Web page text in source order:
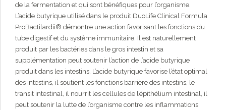
de la fermentation et qui sont bénéfiques pour l’organisme.
L’acide butyrique utilisé dans le produit DuoLife Clinical Formula
ProBactilardii® démontre une action favorisant les fonctions du
tube digestif et du système immunitaire. Il est naturellement
produit par les bactéries dans le gros intestin et sa
supplémentation peut soutenir l’action de l’acide butyrique
produit dans les intestins. L’acide butyrique favorise l’état optimal
des intestins, il soutient les fonctions barrière des intestins, le
transit intestinal, il nourrit les cellules de l’épithélium intestinal, il
peut soutenir la lutte de l’organisme contre les inflammations